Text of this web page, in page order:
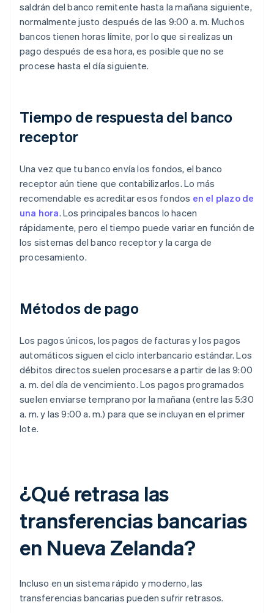
saldrán del banco remitente hasta la mañana siguiente,
normalmente justo después de las 9:00 a. m. Muchos
bancos tienen horas límite, por lo que si realizas un
pago después de esa hora, es posible que no se
procese hasta el día siguiente.
Tiempo de respuesta del banco
receptor
Una vez que tu banco envía los fondos, el banco
receptor aún tiene que contabilizarlos. Lo más
recomendable es acreditar esos fondos en el plazo de
una hora. Los principales bancos lo hacen
rápidamente, pero el tiempo puede variar en función de
los sistemas del banco receptor y la carga de
procesamiento.
Métodos de pago
Los pagos únicos, los pagos de facturas y los pagos
automáticos siguen el ciclo interbancario estándar. Los
débitos directos suelen procesarse a partir de las 9:00
a. m. del día de vencimiento. Los pagos programados
suelen enviarse temprano por la mañana (entre las 5:30
a. m. y las 9:00 a. m.) para que se incluyan en el primer
lote.
¿Qué retrasa las
transferencias bancarias
en Nueva Zelanda?
Incluso en un sistema rápido y moderno, las
transferencias bancarias pueden sufrir retrasos.